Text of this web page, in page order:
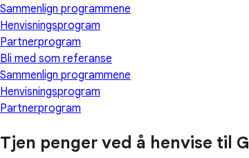
Sammenlign programmene
Henvisningsprogram
Partnerprogram
Bli med som referanse
Sammenlign programmene
Henvisningsprogram
Partnerprogram
Tjen penger ved å henvise til